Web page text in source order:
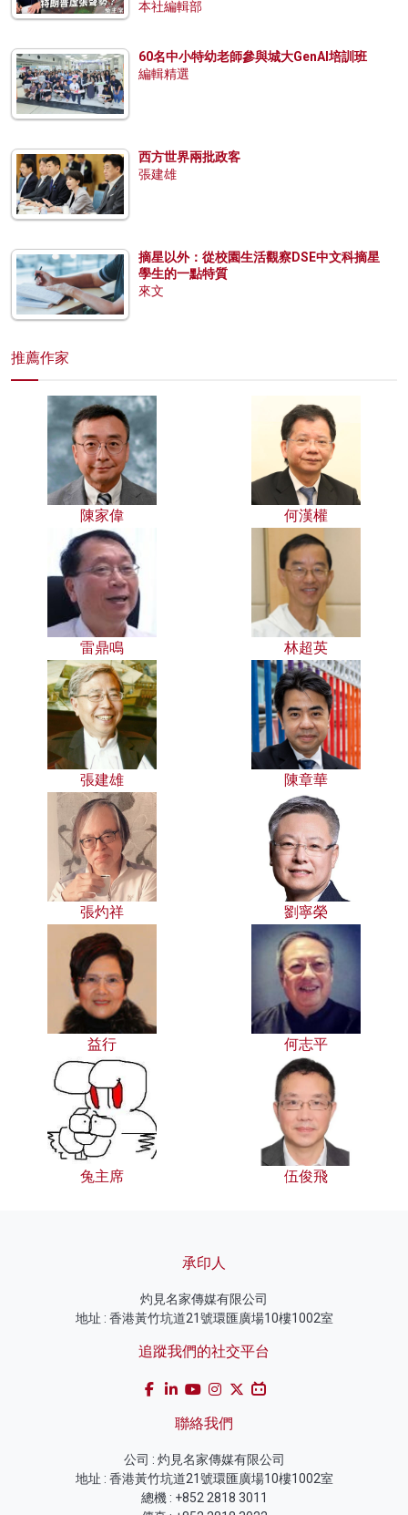
本社編輯部
60名中小特幼老師參與城大GenAI培訓班
編輯精選
西方世界兩批政客
張建雄
摘星以外：從校園生活觀察DSE中文科摘星
學生的一點特質
來文
推薦作家
陳家偉 何漢權
雷鼎鳴 林超英
張建雄 陳章華
張灼祥 劉寧榮
益行 何志平
兔主席 伍俊飛
承印人
灼見名家傳媒有限公司
地址 : 香港黃竹坑道21號環匯廣場10樓1002室
追蹤我們的社交平台
聯絡我們
公司 : 灼見名家傳媒有限公司
地址 : 香港黃竹坑道21號環匯廣場10樓1002室
總機 : +852 2818 3011